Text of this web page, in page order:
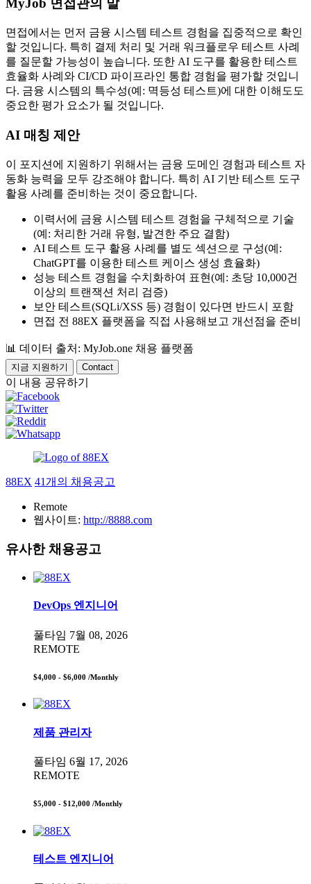
MyJob 면접관의 말
면접에서는 먼저 금융 시스템 테스트 경험을 집중적으로 확인
할 것입니다. 특히 결제 처리 및 거래 워크플로우 테스트 사례
를 질문할 가능성이 높습니다. 또한 AI 도구를 활용한 테스트
효율화 사례와 CI/CD 파이프라인 통합 경험을 평가할 것입니
다. 금융 시스템의 특수성(예: 멱등성 테스트)에 대한 이해도도
중요한 평가 요소가 될 것입니다.
AI 매칭 제안
이 포지션에 지원하기 위해서는 금융 도메인 경험과 테스트 자
동화 능력을 모두 강조해야 합니다. 특히 AI 기반 테스트 도구
활용 사례를 준비하는 것이 중요합니다.
이력서에 금융 시스템 테스트 경험을 구체적으로 기술
(예: 처리한 거래 유형, 발견한 주요 결함)
AI 테스트 도구 활용 사례를 별도 섹션으로 구성(예:
ChatGPT를 이용한 테스트 케이스 생성 효율화)
성능 테스트 경험을 수치화하여 표현(예: 초당 10,000건
이상의 트랜잭션 처리 검증)
보안 테스트(SQLi/XSS 등) 경험이 있다면 반드시 포함
면접 전 88EX 플랫폼을 직접 사용해보고 개선점을 준비
📊 데이터 출처: MyJob.one 채용 플랫폼
지금 지원하기 Contact
이 내용 공유하기
88EX 41개의 채용공고
Remote
웹사이트: http://8888.com
유사한 채용공고
DevOps 엔지니어
풀타임 7월 08, 2026
REMOTE
$4,000 - $6,000 /Monthly
제품 관리자
풀타임 6월 17, 2026
REMOTE
$5,000 - $12,000 /Monthly
테스트 엔지니어